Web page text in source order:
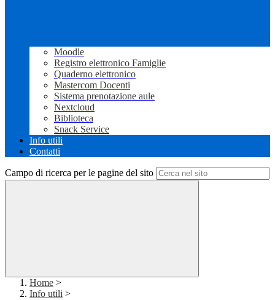
Moodle
Registro elettronico Famiglie
Quaderno elettronico
Mastercom Docenti
Sistema prenotazione aule
Nextcloud
Biblioteca
Snack Service
Info utili
Contatti
Campo di ricerca per le pagine del sito
Home >
Info utili >